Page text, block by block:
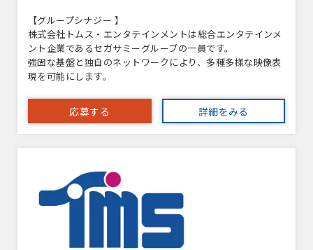
【グループシナジー 】
株式会社トムス・エンタテインメントは総合エンタテインメ
ント企業であるセガサミーグループの一員です。
強固な基盤と独自のネットワークにより、多種多様な映像表
現を可能にします。
応募する 詳細をみる